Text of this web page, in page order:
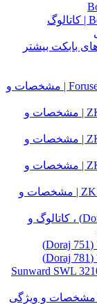
مینی لودر بابکت Bobcat S300 | کاتالوگ
بابکت بیشتر
مینی لودر فوریوز Foruse UZ 1020 | مشخصات و
مینی لودر زرین کوپال ZK 950 | مشخصات و
مینی لودر زرین کوپال ZK 700 | مشخصات و
مینی لودر زرین کوپال ZK 650 | مشخصات و
مینی لودر زرین کوپال ZK 1050 | مشخصات و
مینی لودر دراج ۷۶۱ (Doraj 761) ، کاتالوگ و
| مشخصات و ویژگی